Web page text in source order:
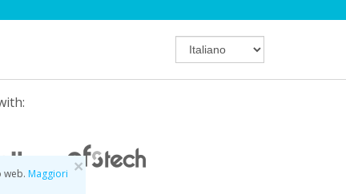
×
web. Maggiori